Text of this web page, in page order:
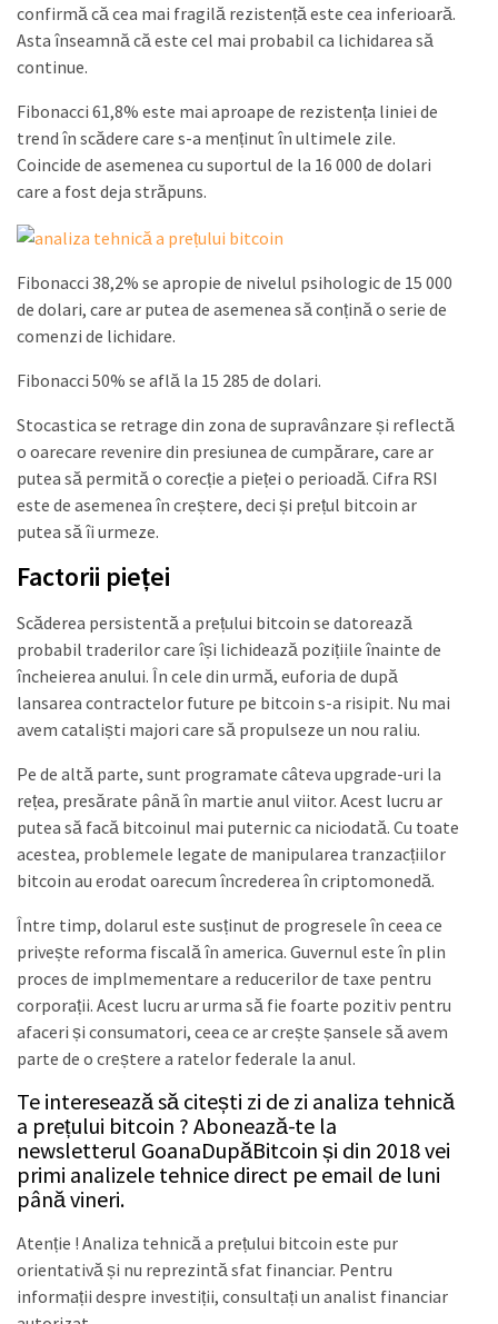
confirmă că cea mai fragilă rezistență este cea inferioară.
Asta înseamnă că este cel mai probabil ca lichidarea să
continue.
Fibonacci 61,8% este mai aproape de rezistența liniei de
trend în scădere care s-a menținut în ultimele zile.
Coincide de asemenea cu suportul de la 16 000 de dolari
care a fost deja străpuns.
Fibonacci 38,2% se apropie de nivelul psihologic de 15 000
de dolari, care ar putea de asemenea să conțină o serie de
comenzi de lichidare.
Fibonacci 50% se află la 15 285 de dolari.
Stocastica se retrage din zona de supravânzare și reflectă
o oarecare revenire din presiunea de cumpărare, care ar
putea să permită o corecție a pieței o perioadă. Cifra RSI
este de asemenea în creștere, deci și prețul bitcoin ar
putea să îi urmeze.
Factorii pieței
Scăderea persistentă a prețului bitcoin se datorează
probabil traderilor care își lichidează pozițiile înainte de
încheierea anului. În cele din urmă, euforia de după
lansarea contractelor future pe bitcoin s-a risipit. Nu mai
avem cataliști majori care să propulseze un nou raliu.
Pe de altă parte, sunt programate câteva upgrade-uri la
rețea, presărate până în martie anul viitor. Acest lucru ar
putea să facă bitcoinul mai puternic ca niciodată. Cu toate
acestea, problemele legate de manipularea tranzacțiilor
bitcoin au erodat oarecum încrederea în criptomonedă.
Între timp, dolarul este susținut de progresele în ceea ce
privește reforma fiscală în america. Guvernul este în plin
proces de implmementare a reducerilor de taxe pentru
corporații. Acest lucru ar urma să fie foarte pozitiv pentru
afaceri și consumatori, ceea ce ar crește șansele să avem
parte de o creștere a ratelor federale la anul.
Te interesează să citești zi de zi analiza tehnică
a prețului bitcoin ? Abonează-te la
newsletterul GoanaDupăBitcoin și din 2018 vei
primi analizele tehnice direct pe email de luni
până vineri.
Atenție ! Analiza tehnică a prețului bitcoin este pur
orientativă și nu reprezintă sfat financiar. Pentru
informații despre investiții, consultați un analist financiar